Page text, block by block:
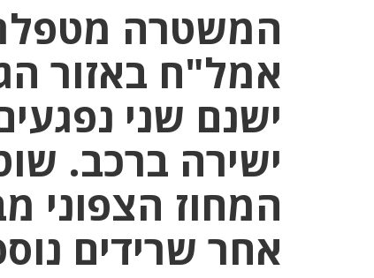
המשטרה
אמל"ח באזור
ישנם שני
ישירה ברכב.
המחוז הצפוני
אחר שרידים